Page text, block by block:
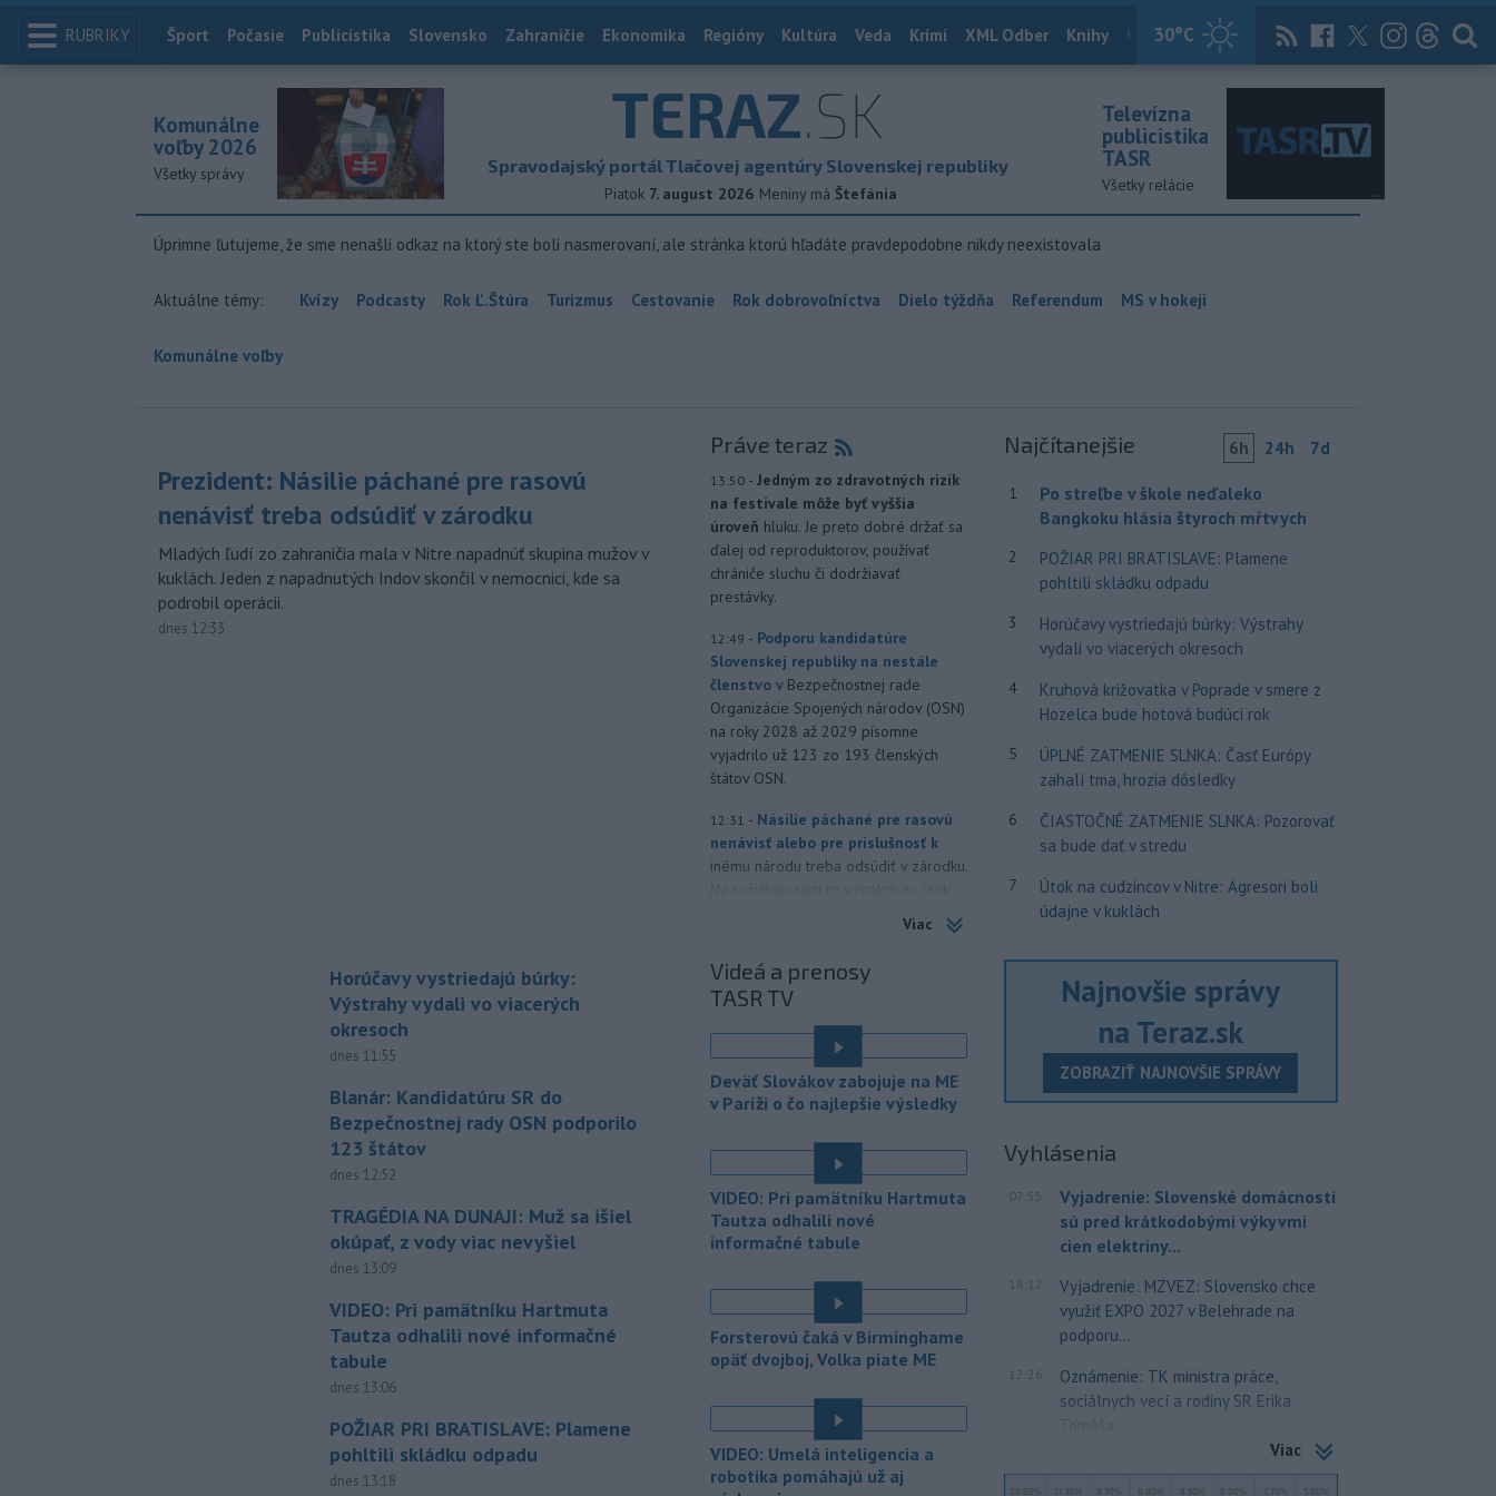
RUBRIKY 30°C
Index
Šport Počasie Publicistika Slovensko Zahraničie Ekonomika Regióny Kultúra Veda Krimi XML Odber Knihy Útulkovo Magazín News Now Archív
TERAZ.SK
Spravodajský portál Tlačovej agentúry Slovenskej republiky
Piatok 7. august 2026 Meniny má Štefánia
Komunálne
voľby 2026
Všetky správy
Televízna
publicistika
TASR
Všetky relácie
Úprimne ľutujeme, že sme nenašli odkaz na ktorý ste boli nasmerovaní, ale stránka ktorú hľadáte pravdepodobne nikdy neexistovala
Aktuálne témy: Kvízy Podcasty Rok Ľ.Štúra Turizmus Cestovanie Rok dobrovoľníctva Dielo týždňa Referendum MS v hokeji
Komunálne voľby
Prezident: Násilie páchané pre rasovú
nenávisť treba odsúdiť v zárodku
Mladých ľudí zo zahraničia mala v Nitre napadnúť skupina mužov v
kuklách. Jeden z napadnutých Indov skončil v nemocnici, kde sa
podrobil operácii.
dnes 12:33
Horúčavy vystriedajú búrky:
Výstrahy vydali vo viacerých
okresoch
dnes 11:55
Blanár: Kandidatúru SR do
Bezpečnostnej rady OSN podporilo
123 štátov
dnes 12:52
TRAGÉDIA NA DUNAJI: Muž sa išiel
okúpať, z vody viac nevyšiel
dnes 13:09
VIDEO: Pri pamätníku Hartmuta
Tautza odhalili nové informačné
tabule
dnes 13:06
POŽIAR PRI BRATISLAVE: Plamene
pohltili skládku odpadu
dnes 13:18
Práve teraz
13:50 - Jedným zo zdravotných rizík
na festivale môže byť vyššia
úroveň hluku. Je preto dobré držať sa
ďalej od reproduktorov, používať
chrániče sluchu či dodržiavať
prestávky.
12:49 - Podporu kandidatúre
Slovenskej republiky na nestále
členstvo v Bezpečnostnej rade
Organizácie Spojených národov (OSN)
na roky 2028 až 2029 písomne
vyjadrilo už 123 zo 193 členských
štátov OSN.
12:31 - Násilie páchané pre rasovú
nenávisť alebo pre príslušnosť k
inému národu treba odsúdiť v zárodku.
12:26 - Maďarské Národné
zhromaždenie môže v utorok 11.
rozhodnúť o novom
generálnom prokurátorovi, ak
parlament schváli skrátenie jeho
šesťmesačnej výpovednej lehoty.
vyvolali v hornatých oblastiach
západnéhoRakúska povodne a
zosuvy pôdy.
11:51 - Slovenský
varuje v piatok
pred búrkami vo
viacerých okresoch stredného a
východného Slovenska. Vydal preto
výstrahu prvého stupňa.
11:18 - Ministerstvo vnútra (MV) SR
požiada Národný bezpečnostnýúrad
(NBÚ) o nezávislé odborné posúdenie
dodaných radarových zariadení, ktoré
Viac
Videá a prenosy
TASR TV
Deväť Slovákov zabojuje na ME
v Paríži o čo najlepšie výsledky
VIDEO: Pri pamätníku Hartmuta
Tautza odhalili nové
informačné tabule
Forsterovú čaká v Birminghame
opäť dvojboj, Volka piate ME
VIDEO: Umelá inteligencia a
robotika pomáhajú už aj
Najčítanejšie 6h 24h 7d
1
Po streľbe v škole neďaleko
Bangkoku hlásia štyroch mŕtvych
2
POŽIAR PRI BRATISLAVE: Plamene
pohltili skládku odpadu
3
Horúčavy vystriedajú búrky: Výstrahy
vydali vo viacerých okresoch
4
Kruhová križovatka v Poprade v smere z
Hozelca bude hotová budúci rok
5
ÚPLNÉ ZATMENIE SLNKA: Časť Európy
zahalí tma, hrozia dôsledky
6
ČIASTOČNÉ ZATMENIE SLNKA: Pozorovať
sa bude dať v stredu
7
Útok na cudzincov v Nitre: Agresori boli
údajne v kuklách
Najnovšie správy
na Teraz.sk
ZOBRAZIŤ NAJNOVŠIE SPRÁVY
Vyhlásenia
07:55
Vyjadrenie: Slovenské domácnosti
sú pred krátkodobými výkyvmi
cien elektriny...
18:12
Vyjadrenie: MZVEZ: Slovensko chce
využiť EXPO 2027 v Belehrade na
podporu...
12:26
Oznámenie: TK ministra práce,
sociálnych vecí a rodiny SR Erika
Tomáša
Viac